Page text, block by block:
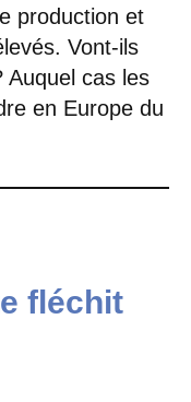
production et
Vont-ils
Auquel cas les
en Europe du
fléchit